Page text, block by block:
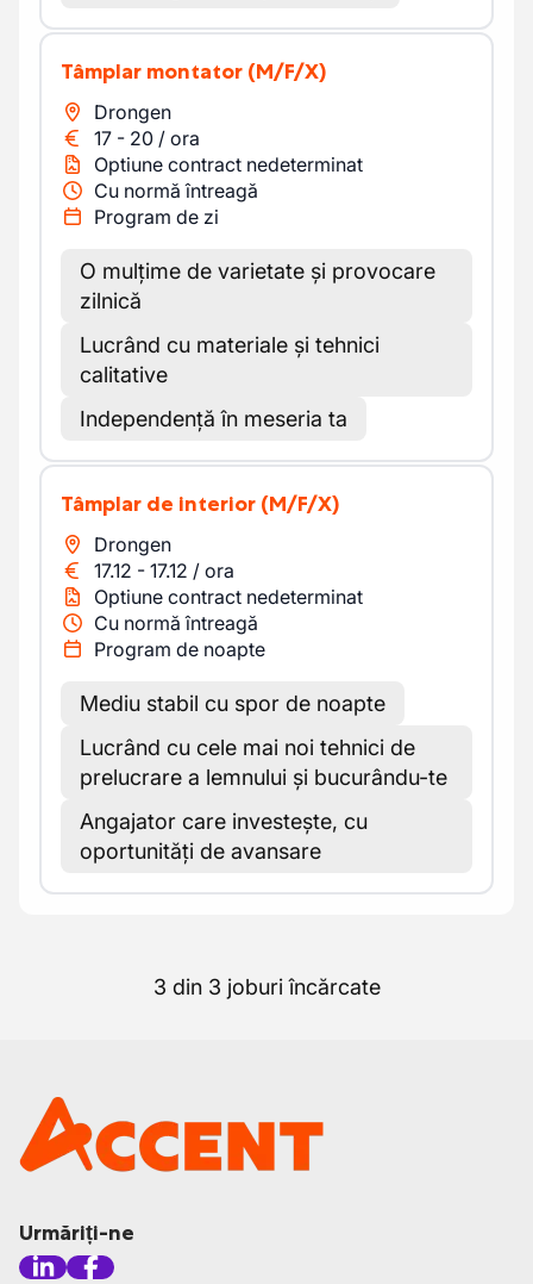
Tâmplar montator (M/F/X)
Drongen
17 - 20 / ora
Optiune contract nedeterminat
Cu normă întreagă
Program de zi
O mulțime de varietate și provocare
zilnică
Lucrând cu materiale și tehnici
calitative
Independență în meseria ta
Tâmplar de interior (M/F/X)
Drongen
17.12 - 17.12 / ora
Optiune contract nedeterminat
Cu normă întreagă
Program de noapte
Mediu stabil cu spor de noapte
Lucrând cu cele mai noi tehnici de
prelucrare a lemnului și bucurându-te
Angajator care investește, cu
oportunități de avansare
3 din 3 joburi încărcate
Urmăriți-ne